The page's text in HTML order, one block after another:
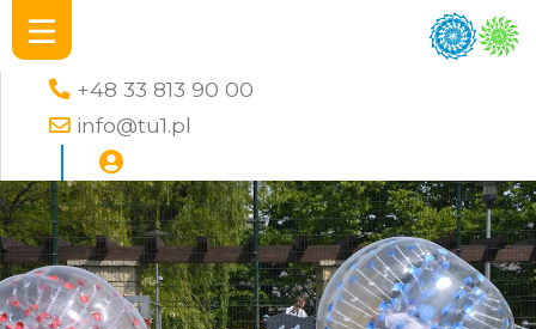
+48 33 813 90 00
info@tu1.pl